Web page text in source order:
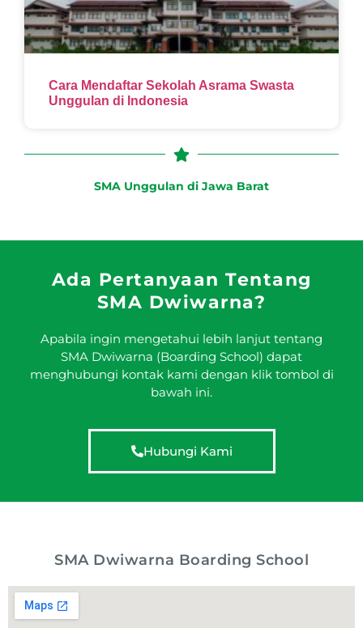
Cara Mendaftar Sekolah Asrama Swasta
Unggulan di Indonesia
SMA Unggulan di Jawa Barat
Ada Pertanyaan Tentang
SMA Dwiwarna?
Apabila ingin mengetahui lebih lanjut tentang
SMA Dwiwarna (Boarding School) dapat
menghubungi kontak kami dengan klik tombol di
bawah ini.
Hubungi Kami
SMA Dwiwarna Boarding School